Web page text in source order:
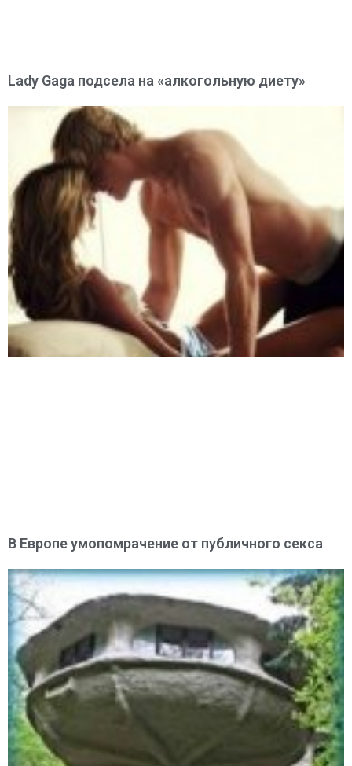
Lady Gaga подсела на «алкогольную диету»
В Европе умопомрачение от публичного секса